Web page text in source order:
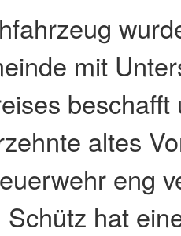
mit
altes
eng
hat